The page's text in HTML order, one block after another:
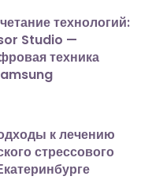
технологий:
Studio —
техника
к лечению
стрессового